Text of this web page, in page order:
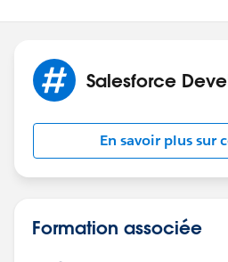
Salesforce
En savoir plus sur
Formation associée